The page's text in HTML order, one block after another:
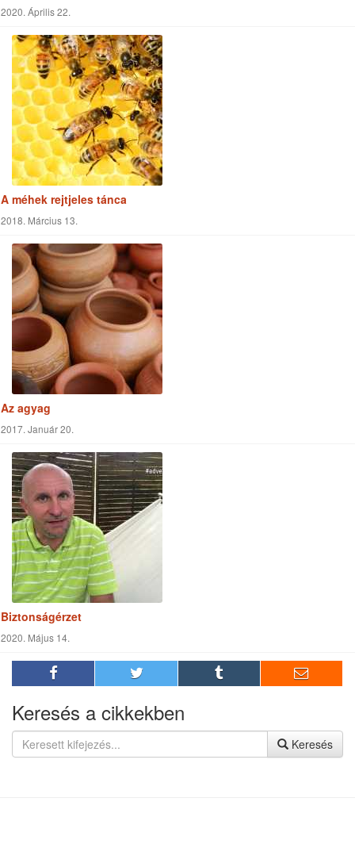
2020. Április 22.
A méhek rejtjeles tánca
2018. Március 13.
Az agyag
2017. Január 20.
Biztonságérzet
2020. Május 14.
Keresés a cikkekben
Keresés